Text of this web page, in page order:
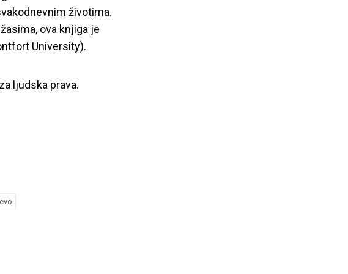
životima.
ova knjiga je
University).
ljudska prava.